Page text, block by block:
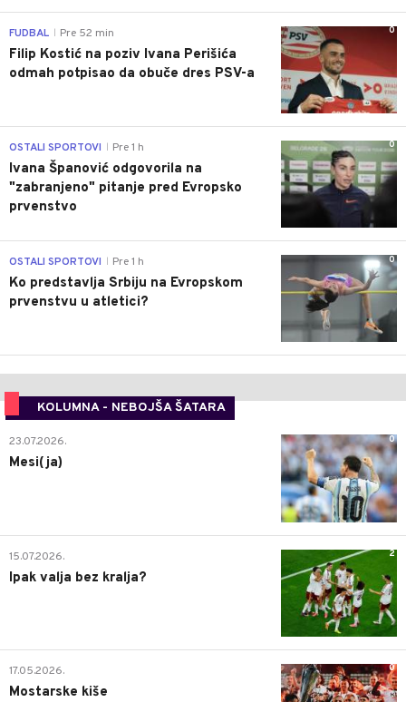
0
FUDBAL Pre 52 min
Filip Kostić na poziv Ivana Perišića
odmah potpisao da obuče dres PSV-a
0
OSTALI SPORTOVI Pre 1 h
Ivana Španović odgovorila na
"zabranjeno" pitanje pred Evropsko
prvenstvo
0
OSTALI SPORTOVI Pre 1 h
Ko predstavlja Srbiju na Evropskom
prvenstvu u atletici?
KOLUMNA - NEBOJŠA ŠATARA
0
23.07.2026.
Mesi(ja)
2
15.07.2026.
Ipak valja bez kralja?
0
17.05.2026.
Mostarske kiše